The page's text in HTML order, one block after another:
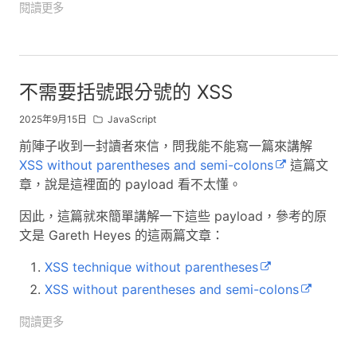
閱讀更多
不需要括號跟分號的 XSS
2025年9月15日 JavaScript
前陣子收到一封讀者來信，問我能不能寫一篇來講解
XSS without parentheses and semi-colons
這篇文
章，說是這裡面的 payload 看不太懂。
因此，這篇就來簡單講解一下這些 payload，參考的原
文是 Gareth Heyes 的這兩篇文章：
XSS technique without parentheses
XSS without parentheses and semi-colons
閱讀更多